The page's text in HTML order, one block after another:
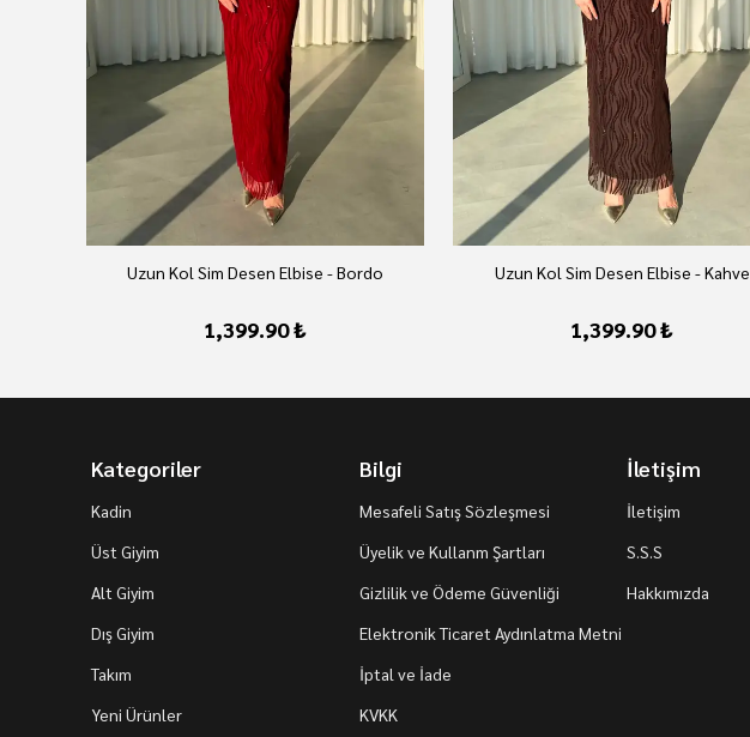
Uzun Kol Sim Desen Elbise - Bordo
1,399.90 ₺
Uzun Kol Sim Desen Elbise - Kahve
1,399.90 ₺
Kategoriler
Kadin
Üst Giyim
Alt Giyim
Dış Giyim
Takım
Yeni Ürünler
Bilgi
Mesafeli Satış Sözleşmesi
Üyelik ve Kullanm Şartları
Gizlilik ve Ödeme Güvenliği
Elektronik Ticaret Aydınlatma Metni
İptal ve İade
KVKK
İletişim
İletişim
S.S.S
Hakkımızda